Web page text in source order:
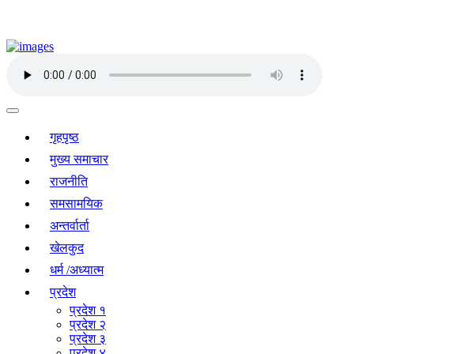
गृहपृष्ठ
मुख्य समाचार
राजनीति
समसामयिक
अन्तर्वार्ता
खेलकुद
धर्म /अध्यात्म
प्रदेश
प्रदेश १
प्रदेश २
प्रदेश ३